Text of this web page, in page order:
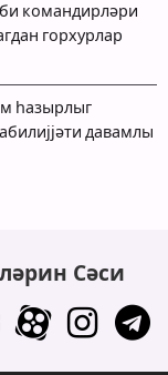
командирләри
горхурлар
һазырлыг
давамлы
Сәси